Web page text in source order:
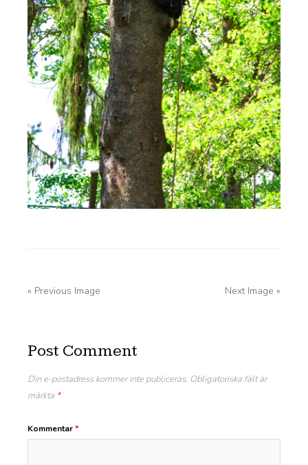
« Previous Image Next Image »
Post Comment
Din e-postadress kommer inte publiceras. Obligatoriska fält är
märkta *
Kommentar*